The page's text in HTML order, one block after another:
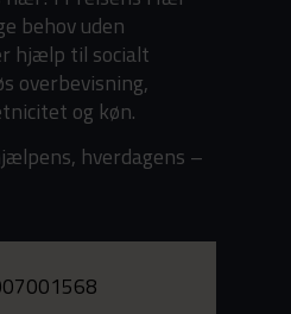
behov uden
hjælp til socialt
overbevisning,
og køn.
hverdagens –